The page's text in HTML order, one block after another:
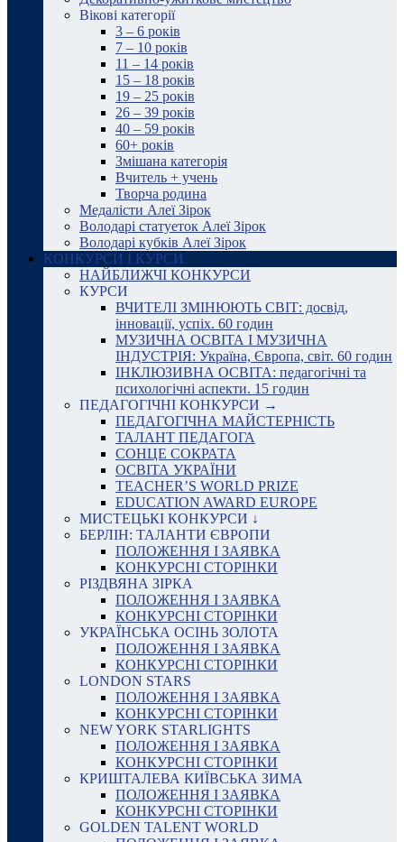
Вікові категорії
3 – 6 років
7 – 10 років
11 – 14 років
15 – 18 років
19 – 25 років
26 – 39 років
40 – 59 років
60+ років
Змішана категорія
Вчитель + учень
Творча родина
Медалісти Алеї Зірок
Володарі статуеток Алеї Зірок
Володарі кубків Алеї Зірок
КОНКУРСИ І КУРСИ
НАЙБЛИЖЧІ КОНКУРСИ
КУРСИ
ВЧИТЕЛІ ЗМІНЮЮТЬ СВІТ: досвід,
інновації, успіх. 60 годин
МУЗИЧНА ОСВІТА І МУЗИЧНА
ІНДУСТРІЯ: Україна, Європа, світ. 60 годин
ІНКЛЮЗИВНА ОСВІТА: педагогічні та
психологічні аспекти. 15 годин
ПЕДАГОГІЧНІ КОНКУРСИ →
ПЕДАГОГІЧНА МАЙСТЕРНІСТЬ
ТАЛАНТ ПЕДАГОГА
СОНЦЕ СОКРАТА
ОСВІТА УКРАЇНИ
TEACHER’S WORLD PRIZE
EDUCATION AWARD EUROPE
МИСТЕЦЬКІ КОНКУРСИ ↓
БЕРЛІН: ТАЛАНТИ ЄВРОПИ
ПОЛОЖЕННЯ І ЗАЯВКА
КОНКУРСНІ СТОРІНКИ
РІЗДВЯНА ЗІРКА
ПОЛОЖЕННЯ І ЗАЯВКА
КОНКУРСНІ СТОРІНКИ
УКРАЇНСЬКА ОСІНЬ ЗОЛОТА
ПОЛОЖЕННЯ І ЗАЯВКА
КОНКУРСНІ СТОРІНКИ
LONDON STARS
ПОЛОЖЕННЯ І ЗАЯВКА
КОНКУРСНІ СТОРІНКИ
NEW YORK STARLIGHTS
ПОЛОЖЕННЯ І ЗАЯВКА
КОНКУРСНІ СТОРІНКИ
КРИШТАЛЕВА КИЇВСЬКА ЗИМА
ПОЛОЖЕННЯ І ЗАЯВКА
КОНКУРСНІ СТОРІНКИ
GOLDEN TALENT WORLD